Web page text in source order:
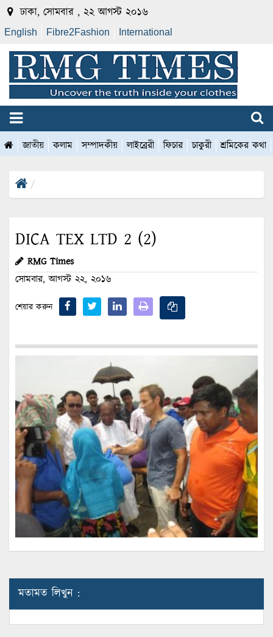
ঢাকা, সোমবার , ২২ আগস্ট ২০১৬
English Fibre2Fashion International
জাতীয় কলাম সম্পাদকীয় লাইব্রেরী ফিচার চাকুরী শ্রমিকের কথা
DICA TEX LTD 2 (2)
RMG Times
সোমবার, আগস্ট ২২, ২০১৬
শেয়ার করুন
মতামত লিখুন :